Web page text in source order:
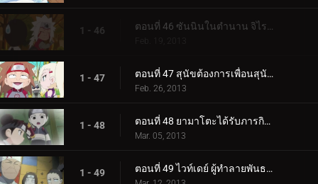
1 - 46
Feb. 19, 2013
1 - 47 ตอนที่ 47 สุนัขต้องการเพื่อนสุนัข / นี่เขาเอง!
Feb. 26, 2013
1 - 48 ตอนที่ 48 ยามาโตะได้รับภารกิจ / หมู่บ้านใบไม้แห่งความตาย!
Mar. 05, 2013
1 - 49 ตอนที่ 49 ไวท์เดย์ ผู้ทำลายพันธมิตร! / ดูแลตุ๊กตาเจ้าหญิง!